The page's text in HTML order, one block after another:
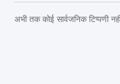
अभी तक कोई सार्वजनिक टिप्पणी